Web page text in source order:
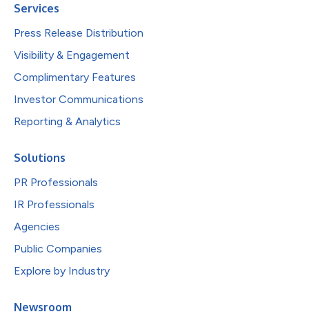
Services
Press Release Distribution
Visibility & Engagement
Complimentary Features
Investor Communications
Reporting & Analytics
Solutions
PR Professionals
IR Professionals
Agencies
Public Companies
Explore by Industry
Newsroom